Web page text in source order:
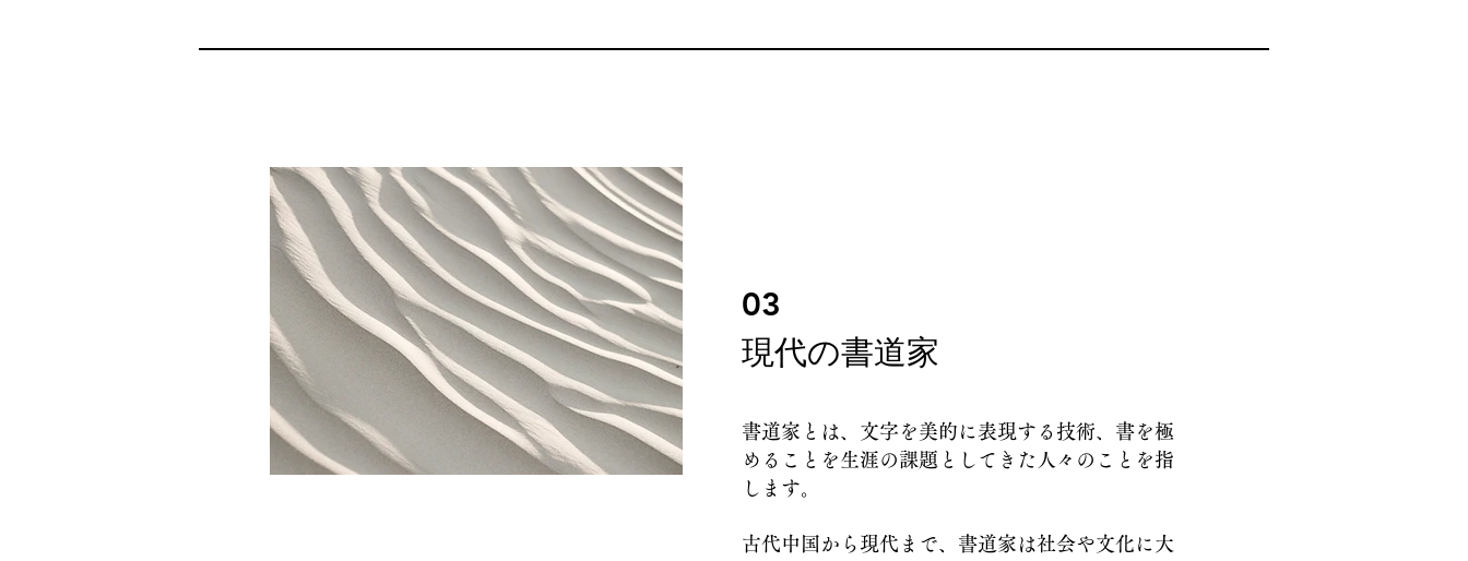
03
​現代の書道家
書道家とは、文字を美的に表現する技術、書を極
めることを生涯の課題としてきた人々のことを指
します。
古代中国から現代まで、書道家は社会や文化に大